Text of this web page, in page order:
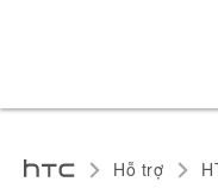
Hỗ trợ